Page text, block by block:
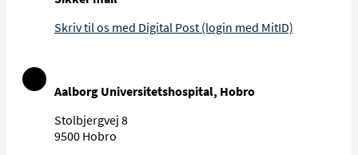
Skriv til os med Digital Post (login med MitID)
Aalborg Universitetshospital, Hobro
Stolbjergvej 8
9500 Hobro